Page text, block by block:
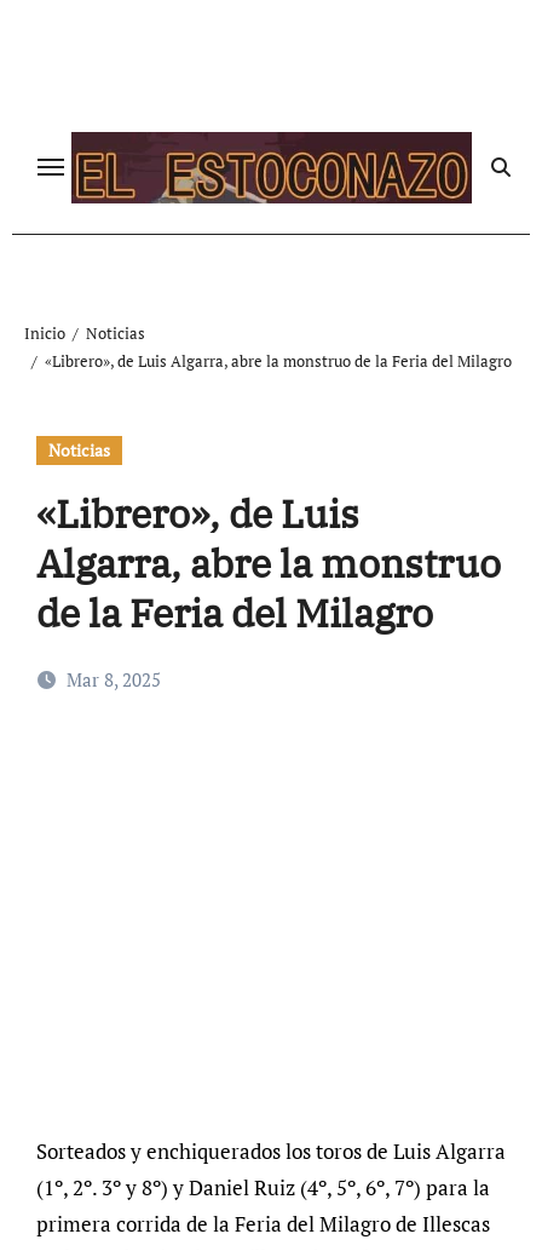
Inicio
Noticias
«Librero», de Luis Algarra, abre la monstruo de la Feria del Milagro
Noticias
«Librero», de Luis
Algarra, abre la monstruo
de la Feria del Milagro
Mar 8, 2025
Sorteados y enchiquerados los toros de Luis Algarra
(1º, 2º. 3º y 8º) y Daniel Ruiz (4º, 5º, 6º, 7º) para la
primera corrida de la Feria del Milagro de Illescas